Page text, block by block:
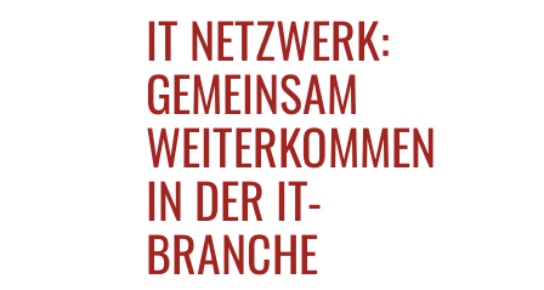
IT NETZWERK:
GEMEINSAM
WEITERKOMMEN
IN DER IT-
BRANCHE